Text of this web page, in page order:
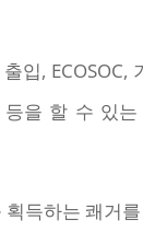
입,
을 할 수 있
득하는 쾌거